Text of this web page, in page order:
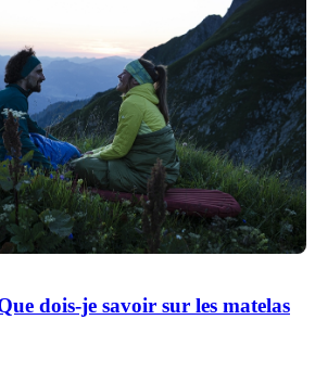
dois-je savoir sur les matelas